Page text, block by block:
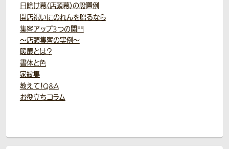
日除け幕（店頭幕）の設置例
開店祝いにのれんを贈るなら
集客アップ3つの関門
～店頭集客の実例～
暖簾とは？
書体と色
家紋集
教えて！Q&A
お役立ちコラム